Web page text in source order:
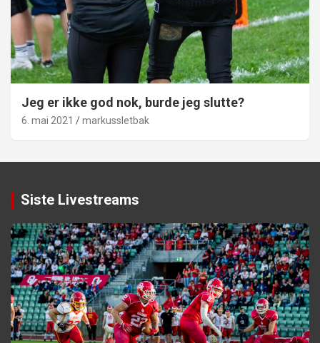
Jeg er ikke god nok, burde jeg slutte?
6. mai 2021 markussletbak
Siste Livestreams